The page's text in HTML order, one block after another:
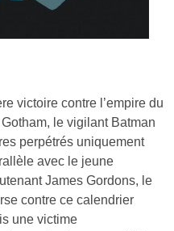
victoire contre l’empire du
le vigilant Batman
perpétrés uniquement
avec le jeune
James Gordons, le
contre ce calendrier
une victime